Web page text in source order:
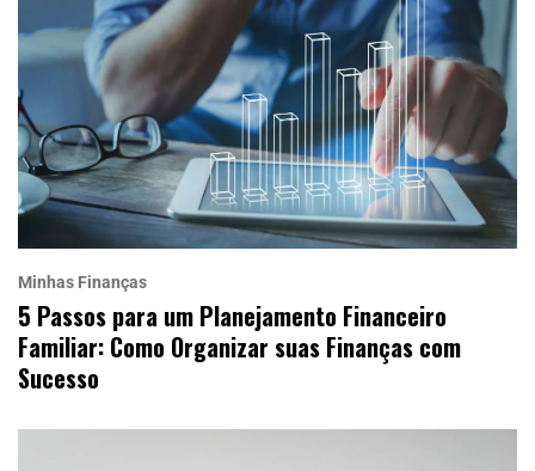
Minhas Finanças
5 Passos para um Planejamento Financeiro
Familiar: Como Organizar suas Finanças com
Sucesso